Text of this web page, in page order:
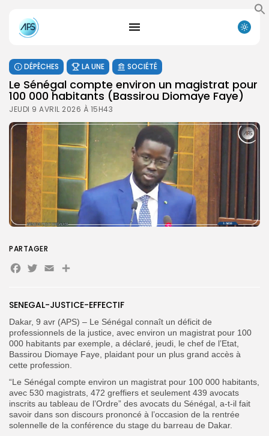
for:
DÉPÊCHES LA UNE SOCIÉTÉ
Le Sénégal compte environ un magistrat pour
100 000 habitants (Bassirou Diomaye Faye)
JEUDI 9 AVRIL 2026 À 15H43
SENEGAL-JUSTICE-EFFECTIF
Dakar, 9 avr (APS) – Le Sénégal connaît un déficit de
professionnels de la justice, avec environ un magistrat pour 100
000 habitants par exemple, a déclaré, jeudi, le chef de l’Etat,
Bassirou Diomaye Faye, plaidant pour un plus grand accès à
cette profession.
“Le Sénégal compte environ un magistrat pour 100 000 habitants,
avec 530 magistrats, 472 greffiers et seulement 439 avocats
inscrits au tableau de l’Ordre” des avocats du Sénégal, a-t-il fait
savoir dans son discours prononcé à l’occasion de la rentrée
solennelle de la conférence du stage du barreau de Dakar.
PARTAGER
Facebook
Twitter
EmailPartager